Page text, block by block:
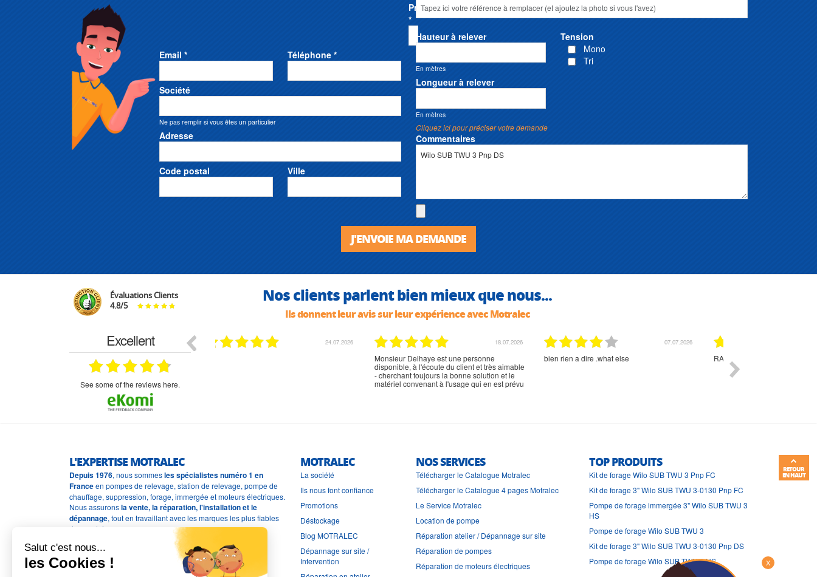
Prénom
*
Email * Téléphone *
Société
Ne pas remplir si vous êtes un particulier
Adresse
Code postal Ville
Hauteur à relever
En mètres
Tension
Mono
Tri
Longueur à relever
En mètres
Cliquez ici pour préciser votre demande
Commentaires
J'ENVOIE MA DEMANDE
Évaluations Clients
4.8/5 Nos clients parlent bien mieux que nous...
Ils donnent leur avis sur leur expérience avec Motralec
Excellent
see some of the reviews here.
07.07.2026
bien rien a dire .what else
02.07.2026 02.07.2026
rien à signaler, très content
01.07.2026
Commande et délais parfait
L'EXPERTISE MOTRALEC
Depuis 1976, nous sommesles spécialistes numéro 1 en
Franceen pompes de relevage, station de relevage, pompe de
chauffage, suppression, forage, immergée et moteurs électriques.
Nous assuronsla vente, la réparation, l'installation et le
dépannage, tout en travaillant avec les marques les plus fiables
du marché.
MOTRALEC
La société
Ils nous font confiance
Promotions
Déstockage
Blog MOTRALEC
Dépannage sur site /
Intervention
NOS SERVICES
Télécharger le Catalogue Motralec
Télécharger le Catalogue 4 pages Motralec
Le Service Motralec
Location de pompe
Réparation atelier / Dépannage sur site
Réparation de pompes
Réparation de moteurs électriques
TOP PRODUITS
Kit de forage Wilo SUB TWU 3 Pnp FC
Kit de forage 3" Wilo SUB TWU 3-0130 Pnp FC
Pompe de forage immergée 3" Wilo SUB TWU 3
HS
Pompe de forage Wilo SUB TWU 3
Kit de forage 3" Wilo SUB TWU 3-0130 Pnp DS
Pompe de forage Wilo SUB TWU 3 HS
X
RETOUR
EN HAUT